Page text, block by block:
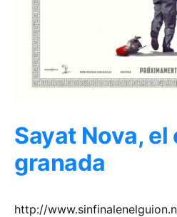
Sayat Nova, el
granada
http://